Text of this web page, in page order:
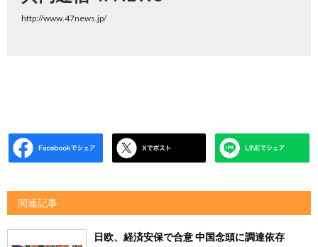
http://www.47news.jp/
関連記事
日欧、経済安保で合意 中国念頭に調達依存